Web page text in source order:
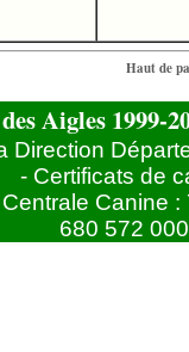
Haut de
Aigles 1999-
Direction
- Certificats de
Canine
680 572